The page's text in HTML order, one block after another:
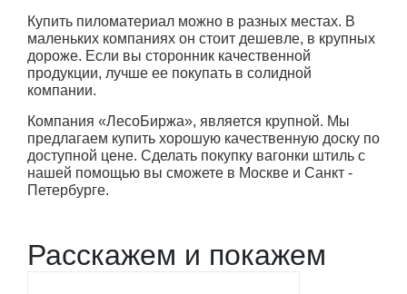
Купить пиломатериал можно в разных местах. В
маленьких компаниях он стоит дешевле, в крупных
дороже. Если вы сторонник качественной
продукции, лучше ее покупать в солидной
компании.
Компания «ЛесоБиржа», является крупной. Мы
предлагаем купить хорошую качественную доску по
доступной цене. Сделать покупку вагонки штиль с
нашей помощью вы сможете в Москве и Санкт -
Петербурге.
Расскажем и покажем